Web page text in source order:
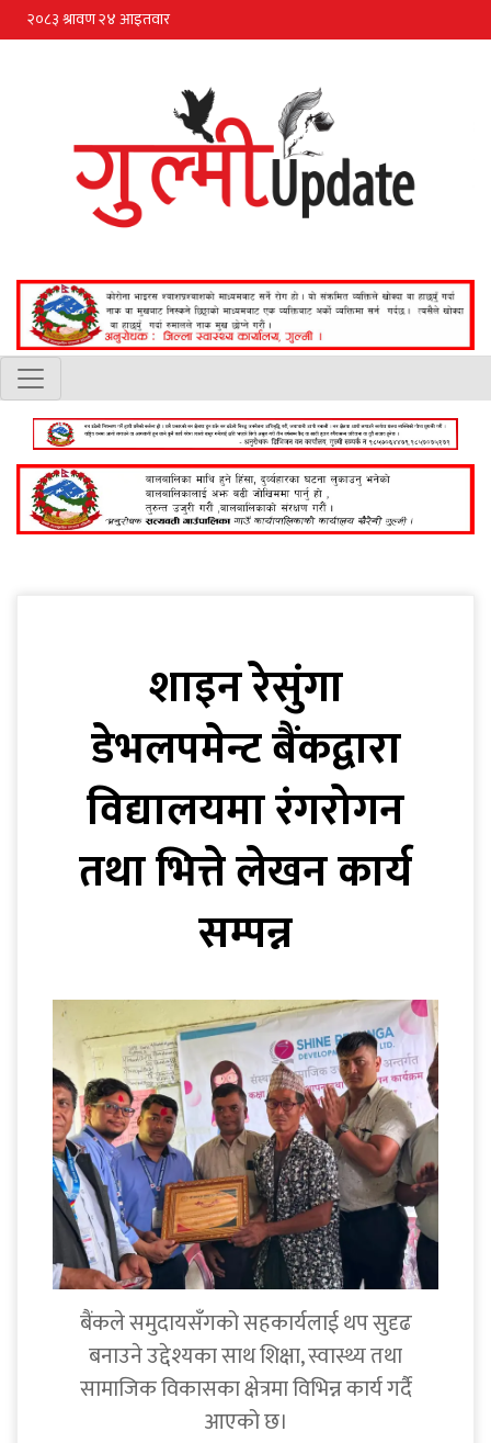
शाइन रेसुंगा
डेभलपमेन्ट बैंकद्वारा
विद्यालयमा रंगरोगन
तथा भित्ते लेखन कार्य
सम्पन्न
बैंकले समुदायसँगको सहकार्यलाई थप सुदृढ
बनाउने उद्देश्यका साथ शिक्षा, स्वास्थ्य तथा
सामाजिक विकासका क्षेत्रमा विभिन्न कार्य गर्दै
आएको छ।